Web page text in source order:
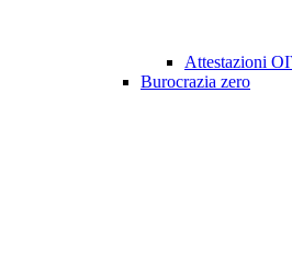
Attestazioni
Burocrazia zero